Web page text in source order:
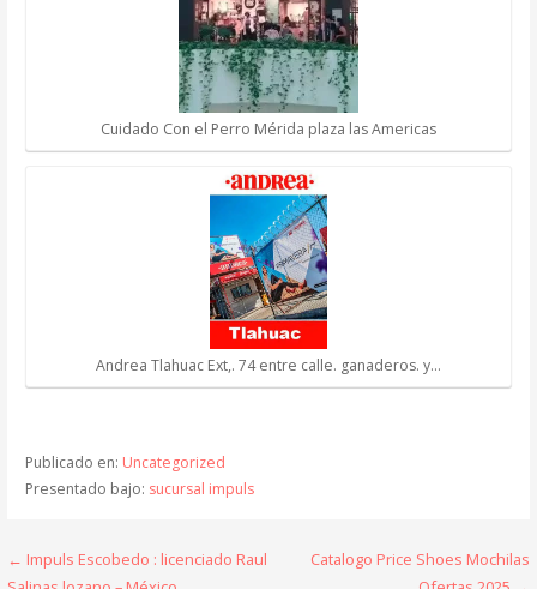
Cuidado Con el Perro Mérida plaza las Americas
Andrea Tlahuac Ext,. 74 entre calle. ganaderos. y…
Publicado en: Uncategorized
Presentado bajo: sucursal impuls
Navegación
← Impuls Escobedo : licenciado Raul
Catalogo Price Shoes Mochilas